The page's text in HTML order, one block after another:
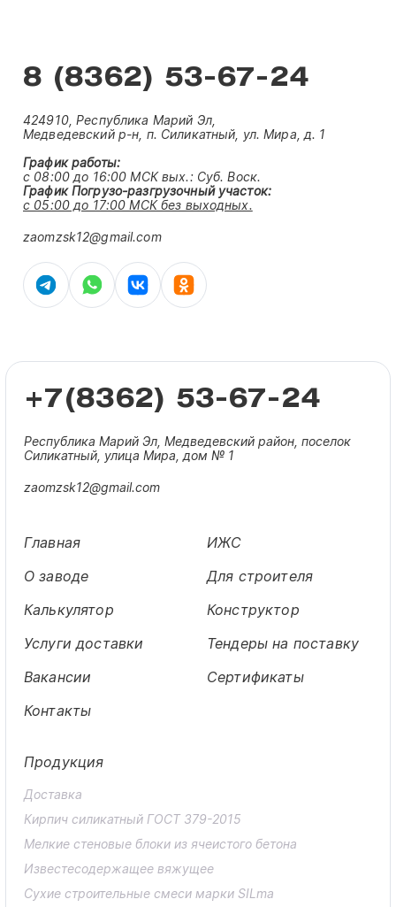
8 (8362) 53-67-24
424910, Республика Марий Эл,
Медведевский р-н, п. Силикатный, ул. Мира, д. 1
График работы:
с 08:00 до 16:00 МСК вых.: Суб. Воск.
График Погрузо-разгрузочный участок:
с 05:00 до 17:00 МСК без выходных.
zaomzsk12@gmail.com
Продукция
Доставка
Кирпич силикатный ГОСТ 379-2015
Мелкие стеновые блоки из ячеистого бетона
Известесодержащее вяжущее
Сухие строительные смеси марки SILma
Главная
ИЖС
О заводе
Для строителя
Калькулятор
Конструктор
Услуги доставки
Тендеры на поставку
Вакансии
Сертификаты
Контакты
+7(8362) 53-67-24
zaomzsk12@gmail.com
Республика Марий Эл, Медведевский район, поселок
Силикатный, улица Мира, дом № 1